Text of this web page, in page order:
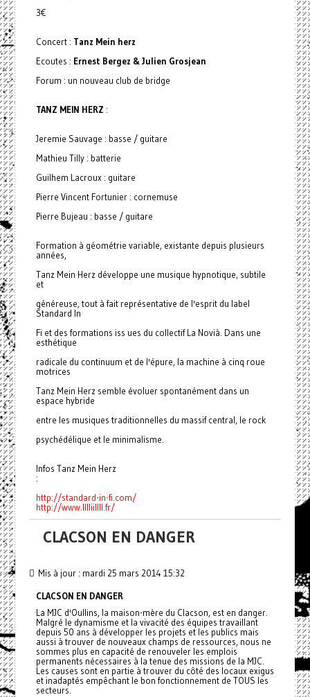
3€
Concert : Tanz Mein herz
Ecoutes : Ernest Bergez & Julien Grosjean
Forum : un nouveau club de bridge
TANZ MEIN HERZ :
Jeremie Sauvage : basse / guitare
Mathieu Tilly : batterie
Guilhem Lacroux : guitare
Pierre Vincent Fortunier : cornemuse
Pierre Bujeau : basse / guitare
Formation à géométrie variable, existante depuis plusieurs
années,
Tanz Mein Herz développe une musique hypnotique, subtile
et
généreuse, tout à fait représentative de l'esprit du label
Standard In
Fi et des formations iss ues du collectif La Novià. Dans une
esthétique
radicale du continuum et de l'épure, la machine à cinq roue
motrices
Tanz Mein Herz semble évoluer spontanément dans un
espace hybride
entre les musiques traditionnelles du massif central, le rock
psychédélique et le minimalisme.
Infos Tanz Mein Herz
:
http://standard-in-fi.com/
http://www.lllliillll.fr/
CLACSON EN DANGER
Mis à jour : mardi 25 mars 2014 15:32
CLACSON EN DANGER
La MJC d'Oullins, la maison-mère du Clacson, est en danger.
Malgré le dynamisme et la vivacité des équipes travaillant
depuis 50 ans à développer les projets et les publics mais
aussi à trouver de nouveaux champs de ressources, nous ne
sommes plus en capacité de renouveler les emplois
permanents nécessaires à la tenue des missions de la MJC.
Les causes sont en partie à trouver du côté des locaux exigus
et inadaptés empêchant le bon fonctionnement de TOUS les
secteurs.